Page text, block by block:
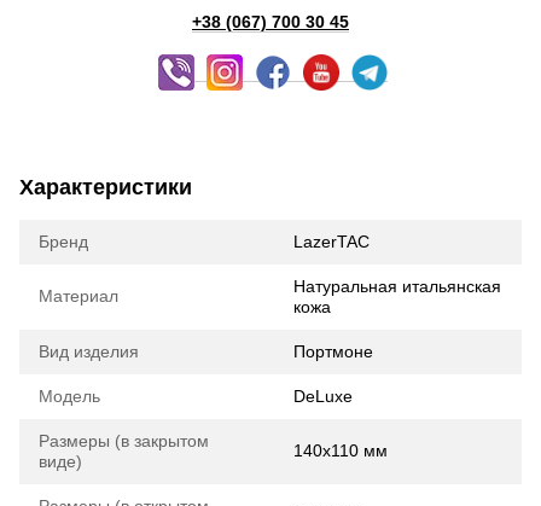
+38 (067) 700 30 45
Характеристики
Бренд LazerTAC
Материал
Натуральная итальянская
кожа
Вид изделия Портмоне
Модель DeLuxe
Размеры (в закрытом
виде)
140х110 мм